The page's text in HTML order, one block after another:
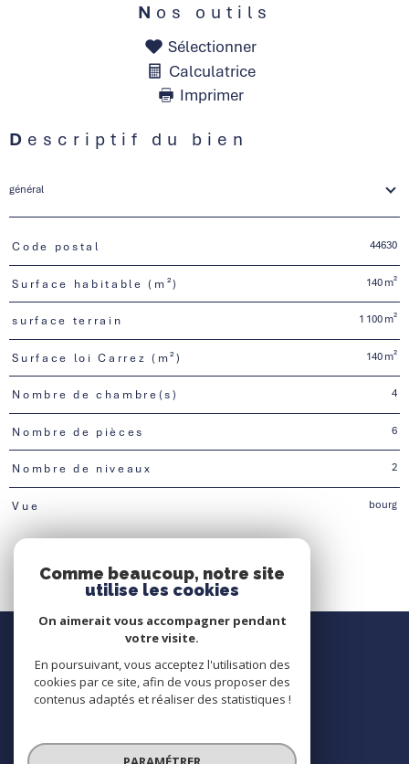
Nos outils
Sélectionner
Calculatrice
Imprimer
Descriptif du bien
général
TRAD_PAMPERO_Caracteristique
Code postal 44630
Surface habitable (m²) 140 m²
surface terrain 1 100 m²
Surface loi Carrez (m²) 140 m²
Nombre de chambre(s) 4
Nombre de pièces 6
Nombre de niveaux 2
Vue bourg
Nous contacter
Contact
Nous suivre
Comme beaucoup, notre site
utilise les cookies
On aimerait vous accompagner pendant
votre visite.
En poursuivant, vous acceptez l'utilisation des
cookies par ce site, afin de vous proposer des
contenus adaptés et réaliser des statistiques !